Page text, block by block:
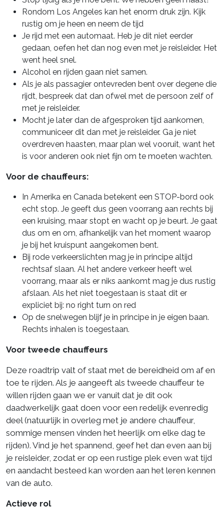
Rondom Los Angeles kan het enorm druk zijn. Kijk
rustig om je heen en neem de tijd
Je rijd met een automaat. Heb je dit niet eerder
gedaan, oefen het dan nog even met je reisleider. Het
went heel snel.
Alcohol en rijden gaan niet samen.
Als je als passagier ontevreden bent over degene die
rijdt, bespreek dat dan ofwel met de persoon zelf of
met je reisleider.
Mocht je later dan de afgesproken tijd aankomen,
communiceer dit dan met je reisleider. Ga je niet
overdreven haasten, maar plan wel vooruit, want het
is voor anderen ook niet fijn om te moeten wachten.
Voor de chauffeurs:
In Amerika en Canada betekent een STOP-bord ook
echt stop. Je geeft dus geen voorrang aan rechts bij
een kruising, maar stopt en wacht op je beurt. Je gaat
dus om en om, afhankelijk van het moment waarop
je bij het kruispunt aangekomen bent.
Bij rode verkeerslichten mag je in principe altijd
rechtsaf slaan. Al het andere verkeer heeft wel
voorrang, maar als er niks aankomt mag je dus rustig
afslaan. Als het niet toegestaan is staat dit er
expliciet bij: no right turn on red
Op de snelwegen blijf je in principe in je eigen baan.
Rechts inhalen is toegestaan.
Voor tweede chauffeurs
Deze roadtrip valt of staat met de bereidheid om af en
toe te rijden. Als je aangeeft als tweede chauffeur te
willen rijden gaan we er vanuit dat je dit ook
daadwerkelijk gaat doen voor een redelijk evenredig
deel (natuurlijk in overleg met je andere chauffeur,
sommige mensen vinden het heerlijk om elke dag te
rijden). Vind je het spannend, geef het dan even aan bij
je reisleider, zodat er op een rustige plek even wat tijd
en aandacht besteed kan worden aan het leren kennen
van de auto.
Actieve rol